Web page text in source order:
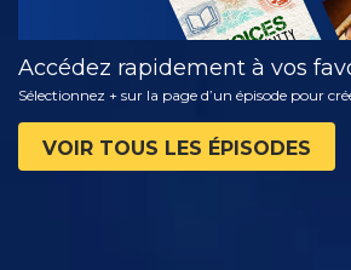
Accédez rapidement à vos
Sélectionnez + sur la page d’un épisode pour
VOIR TOUS LES ÉPISODES